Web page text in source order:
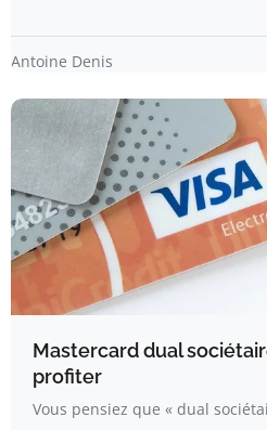
Antoine Denis
Mastercard dual
profiter
Vous pensiez que « dual